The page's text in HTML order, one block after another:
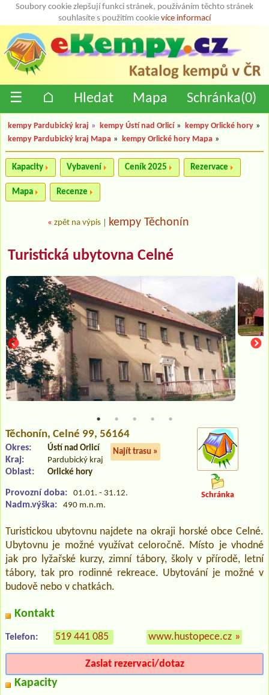
Soubory cookie zlepšují funkci stránek, používáním těchto stránek
souhlasíte s použitím cookie více informací
☰ ⌂ Hledat Mapa Schránka(0)
kempy Pardubický kraj » kempy Ústí nad Orlicí » kempy Orlické hory »
kempy Pardubický kraj Mapa » kempy Orlické hory Mapa »
Kapacity Vybavení Ceník 2025 Rezervace
Mapa Recenze
« zpět na výpis kempy Těchonín
Turistická ubytovna Celné
Těchonín, Celné 99, 56164
Najít trasu »
Okres: Ústí nad Orlicí
Kraj: Pardubický kraj
Oblast: Orlické hory
Provozní doba: 01.01. - 31.12.
Nadm.výška: 490 m.n.m.
Schránka
Turistickou ubytovnu najdete na okraji horské obce Celné.
Ubytovnu je možné využívat celoročně. Místo je vhodné
jak pro lyžařské kurzy, zimní tábory, školy v přírodě, letní
tábory, tak pro rodinné rekreace. Ubytování je možné v
budově nebo v chatkách.
Kontakt
Telefon: 519 441 085 www.hustopece.cz »
Zaslat rezervaci/dotaz
Kapacity